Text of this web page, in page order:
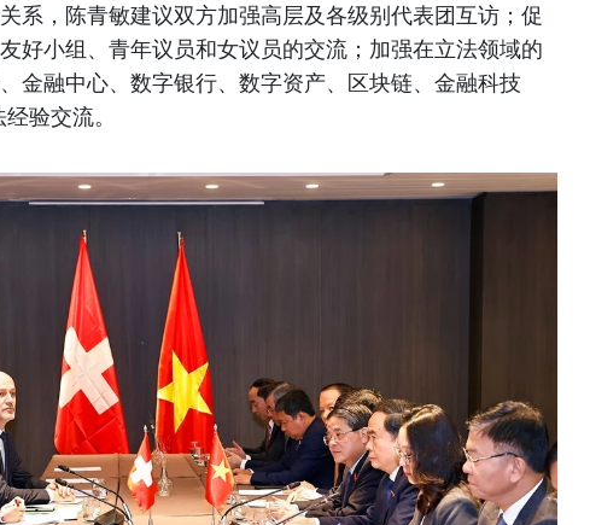
系，陈青敏建议双方加强高层及各级别代表团互访；促
好小组、青年议员和女议员的交流；加强在立法领域的
金融中心、数字银行、数字资产、区块链、金融科技
验交流。